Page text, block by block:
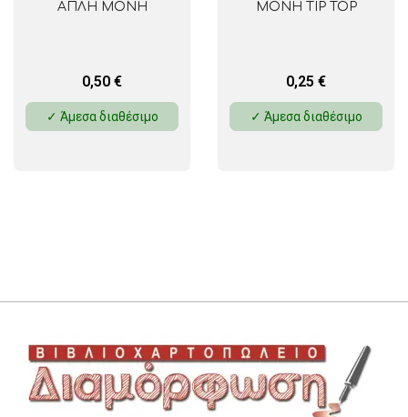
ΑΠΛΗ ΜΟΝΗ
0,50 €
✓ Άμεσα διαθέσιμο
ΜΟΝΗ TIP TOP
0,25 €
✓ Άμεσα διαθέσιμο